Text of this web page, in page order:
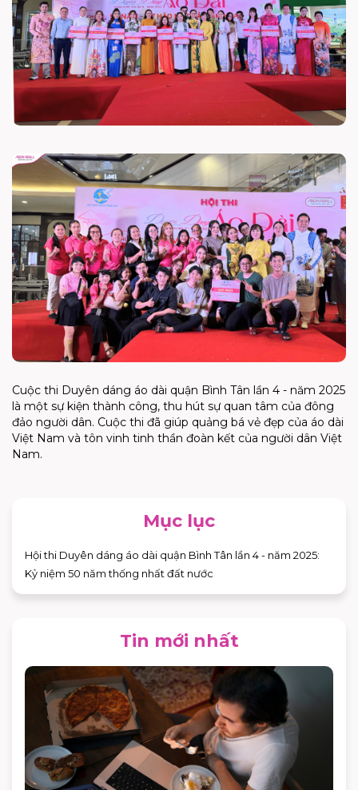
Cuộc thi Duyên dáng áo dài quận Bình Tân lần 4 - năm 2025
là một sự kiện thành công, thu hút sự quan tâm của đông
đảo người dân. Cuộc thi đã giúp quảng bá vẻ đẹp của áo dài
Việt Nam và tôn vinh tinh thần đoàn kết của người dân Việt
Nam.
Mục lục
Hội thi Duyên dáng áo dài quận Bình Tân lần 4 - năm 2025:
Kỷ niệm 50 năm thống nhất đất nước
Tin mới nhất